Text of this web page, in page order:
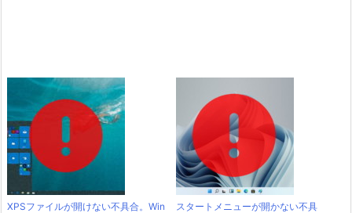
XPSファイルが開けない不具合。Win
スタートメニューが開かない不具